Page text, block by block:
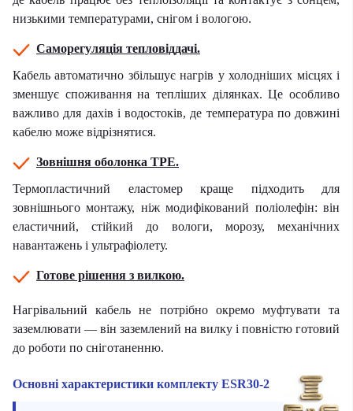
низькими температурами, снігом і вологою.
Саморегуляція тепловіддачі.
Кабель автоматично збільшує нагрів у холодніших місцях і
зменшує споживання на тепліших ділянках. Це особливо
важливо для дахів і водостоків, де температура по довжині
кабелю може відрізнятися.
Зовнішня оболонка TPE.
Термопластичний еластомер краще підходить для
зовнішнього монтажу, ніж модифікований поліолефін: він
еластичний, стійкий до вологи, морозу, механічних
навантажень і ультрафіолету.
Готове рішення з вилкою.
Нагрівальний кабель не потрібно окремо муфтувати та
заземлювати — він заземлений на вилку і повністю готовий
до роботи по сніготаненню.
Основні характеристики комплекту ESR30-2